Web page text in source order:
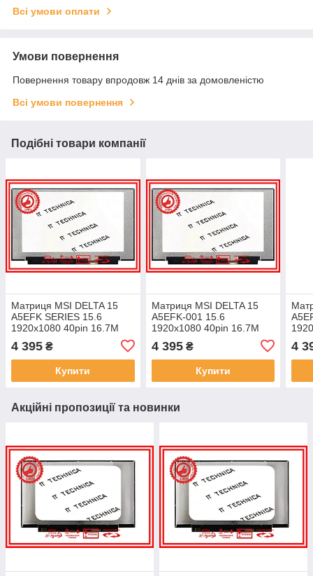
Всі умови оплати
Умови повернення
Повернення товару впродовж 14 днів за домовленістю
Всі умови повернення
Подібні товари компанії
Матриця MSI DELTA 15
A5EFK SERIES 15.6
1920x1080 40pin 16.7M
100% sRGB 300 cd/m² для
ноутбука
4 395 ₴
Купити
Матриця MSI DELTA 15
A5EFK-001 15.6
1920x1080 40pin 16.7M
100% sRGB 300 cd/m² для
ноутбука
4 395₴
Купити
4
Акційні пропозиції та новинки